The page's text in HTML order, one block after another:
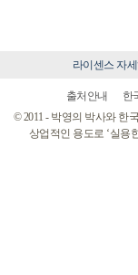
라이센스 자
출처안내
한
© 2011 - 박영의 박사와 한
상업적인 용도로 ‘실용